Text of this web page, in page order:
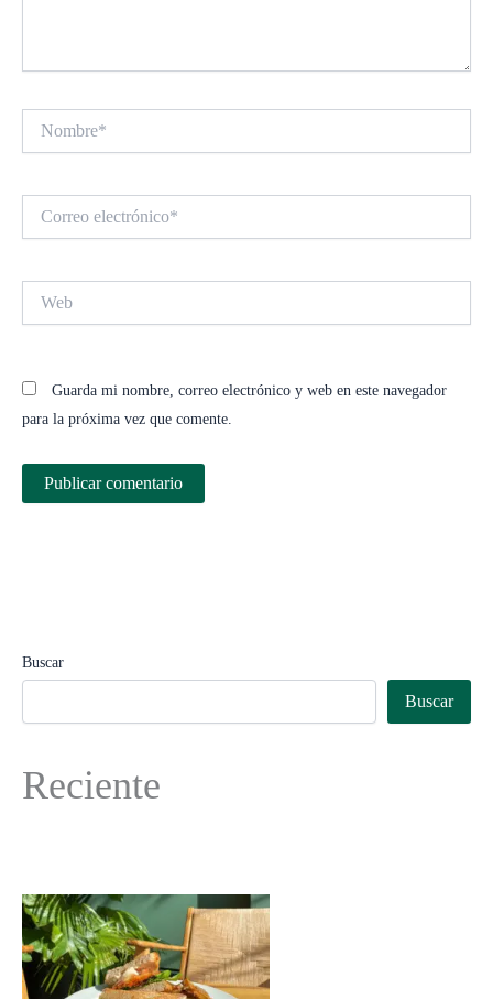
electrónico*
Guarda mi nombre, correo electrónico y web en este navegador
para la próxima vez que comente.
Buscar
Buscar
Reciente